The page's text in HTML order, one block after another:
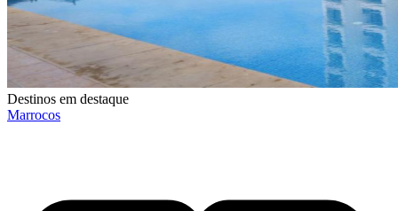
Destinos em destaque
Marrocos